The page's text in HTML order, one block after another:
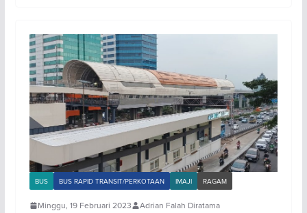
BUS BUS RAPID TRANSIT/PERKOTAAN IMAJI RAGAM
Minggu, 19 Februari 2023
Adrian Falah Diratama